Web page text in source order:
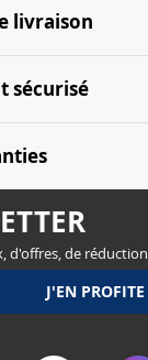
livraison
sécurisé
d'offres, de